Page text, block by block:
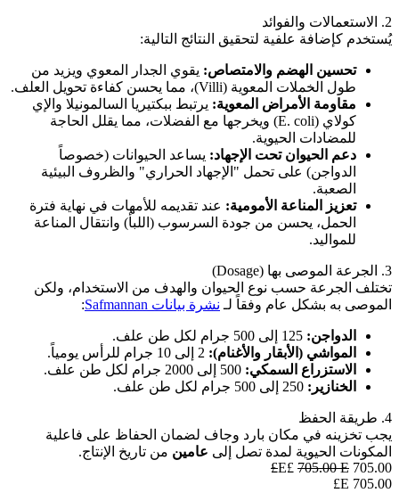
2. الاستعمالات والفوائد
يُستخدم كإضافة علفية لتحقيق النتائج التالية:
تحسين الهضم والامتصاص: يقوي الجدار المعوي ويزيد من
طول الخملات المعوية (Villi)، مما يحسن كفاءة تحويل العلف.
مقاومة الأمراض المعوية: يرتبط ببكتيريا السالمونيلا والإي
كولاي (E. coli) ويخرجها مع الفضلات، مما يقلل الحاجة
للمضادات الحيوية.
دعم الحيوان تحت الإجهاد: يساعد الحيوانات (خصوصاً
الدواجن) على تحمل "الإجهاد الحراري" والظروف البيئية
الصعبة.
تعزيز المناعة الأمومية: عند تقديمه للأمهات في نهاية فترة
الحمل، يحسن من جودة السرسوب (اللبأ) وانتقال المناعة
للمواليد.
3. الجرعة الموصى بها (Dosage)
تختلف الجرعة حسب نوع الحيوان والهدف من الاستخدام، ولكن
الموصى به بشكل عام وفقاً لـ نشرة بيانات Safmannan :
الدواجن:
المواشي (الأبقار والأغنام):
الاستزراع السمكي:
الخنازير:
4. طريقة الحفظ
يجب تخزينه في مكان بارد وجاف لضمان الحفاظ على فاعلية
المكونات الحيوية لمدة تصل إلى عامين من تاريخ الإنتاج.
705.00
705.00E£
705.00